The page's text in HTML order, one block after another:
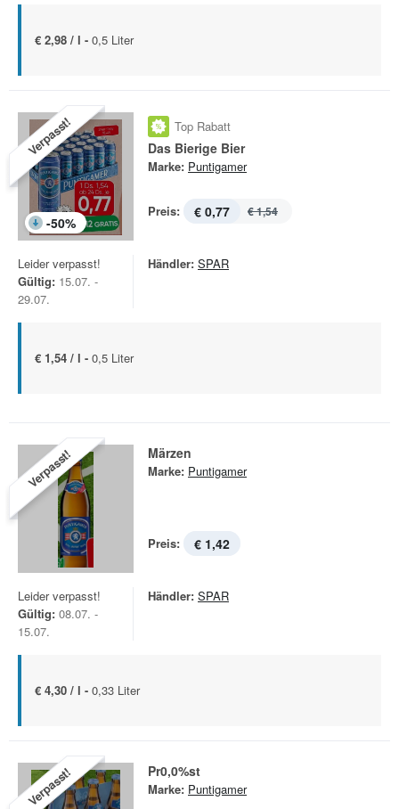
€ 2,98 / l - 0,5 Liter
Verpasst!
-50%
Top Rabatt
Das Bierige Bier
Marke: Puntigamer
Preis: € 0,77 € 1,54
Leider verpasst!
Gültig: 15.07. -
29.07.
Händler: SPAR
€ 1,54 / l - 0,5 Liter
Verpasst! Märzen
Marke: Puntigamer
Preis: € 1,42
Leider verpasst!
Gültig: 08.07. -
15.07.
Händler: SPAR
€ 4,30 / l - 0,33 Liter
Verpasst! Pr0,0%st
Marke: Puntigamer